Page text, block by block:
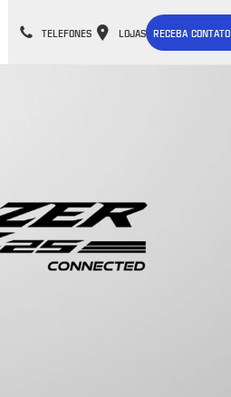
TELEFONES LOJAS RECEBA CONTATO